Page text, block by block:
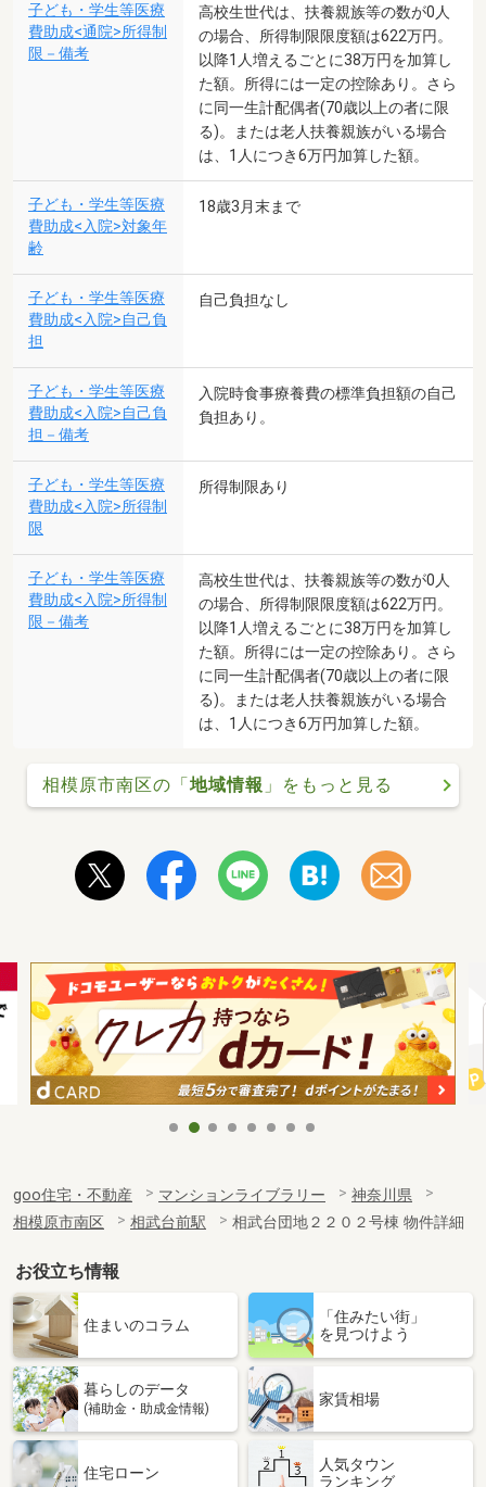
子ども・学生等医療
費助成<通院>所得制
限－備考
高校生世代は、扶養親族等の数が0人
の場合、所得制限限度額は622万円。
以降1人増えるごとに38万円を加算し
た額。所得には一定の控除あり。さら
に同一生計配偶者(70歳以上の者に限
る)。または老人扶養親族がいる場合
は、1人につき6万円加算した額。
子ども・学生等医療
費助成<入院>対象年
齢
18歳3月末まで
子ども・学生等医療
費助成<入院>自己負
担
自己負担なし
子ども・学生等医療
費助成<入院>自己負
担－備考
入院時食事療養費の標準負担額の自己
負担あり。
子ども・学生等医療
費助成<入院>所得制
限
所得制限あり
子ども・学生等医療
費助成<入院>所得制
限－備考
高校生世代は、扶養親族等の数が0人
の場合、所得制限限度額は622万円。
以降1人増えるごとに38万円を加算し
た額。所得には一定の控除あり。さら
に同一生計配偶者(70歳以上の者に限
る)。または老人扶養親族がいる場合
は、1人につき6万円加算した額。
相模原市南区の「地域情報 」をもっと見る
goo住宅・不動産 マンションライブラリー
神奈川県
相模原市南区
相武台前駅 相武台団地２２０２号棟 物件詳細
お役立ち情報
住まいのコラム
「住みたい街」
を見つけよう
暮らしのデータ
(補助金・助成金情報)
家賃相場
住宅ローン
人気タウン
ランキング